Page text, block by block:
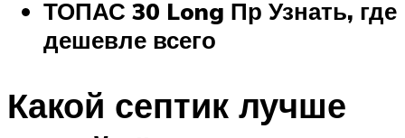
ТОПАС 30 Long Пр Узнать, где
дешевле всего
Какой септик лучше